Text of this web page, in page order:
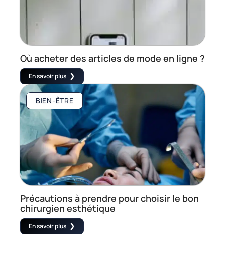
Où acheter des articles de mode en ligne ?
En savoir plus
BIEN-ÊTRE
Précautions à prendre pour choisir le bon
chirurgien esthétique
En savoir plus